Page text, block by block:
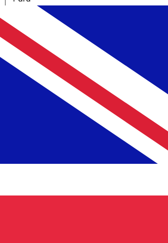
MGF
MGF
Franco Malgaxe
29.08
Taxa de mercado médio às 13:44 UTC
Fale hoje com um especialista em câmbio.